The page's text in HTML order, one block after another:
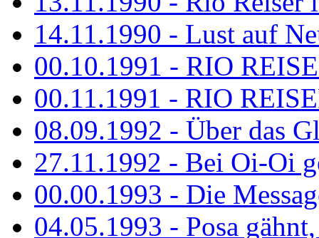
14.11.1990 - Lust auf
00.10.1991 - RIO
00.11.1991 - RIO
08.09.1992 - Über das
27.11.1992 - Bei Oi-Oi
00.00.1993 - Die
04.05.1993 - Posa